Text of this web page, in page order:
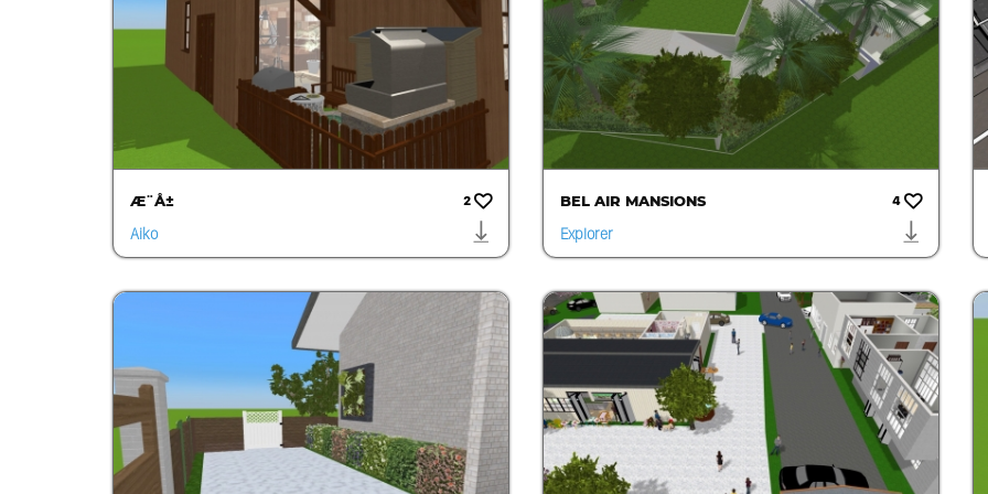
Æ¨Å± 2
Aiko
BEL AIR MANSIONS 4
Explorer